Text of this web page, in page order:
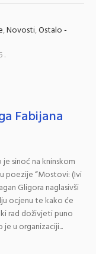
,Novosti,Ostalo -
Fabijana
sinoć na kninskom
poezije “Mostovi: (Ivi
Gligora naglasivši
ocjenu te kako će
rad doživjeti puno
u organizaciji...